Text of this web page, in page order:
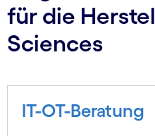
für die
Sciences
IT-OT-Beratung